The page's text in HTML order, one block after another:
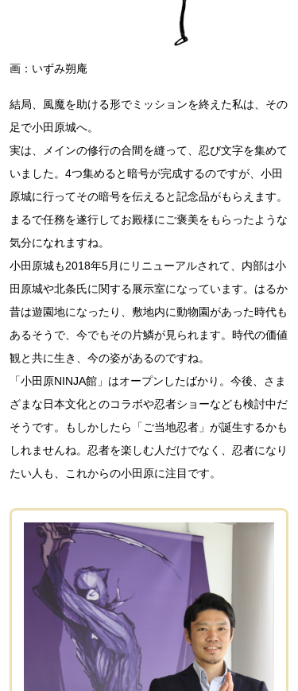
画：いずみ朔庵
結局、風魔を助ける形でミッションを終えた私は、その
足で小田原城へ。
実は、メインの修行の合間を縫って、忍び文字を集めて
いました。4つ集めると暗号が完成するのですが、小田
原城に行ってその暗号を伝えると記念品がもらえます。
まるで任務を遂行してお殿様にご褒美をもらったような
気分になれますね。
小田原城も2018年5月にリニューアルされて、内部は小
田原城や北条氏に関する展示室になっています。はるか
昔は遊園地になったり、敷地内に動物園があった時代も
あるそうで、今でもその片鱗が見られます。時代の価値
観と共に生き、今の姿があるのですね。
「小田原NINJA館」はオープンしたばかり。今後、さま
ざまな日本文化とのコラボや忍者ショーなども検討中だ
そうです。もしかしたら「ご当地忍者」が誕生するかも
しれませんね。忍者を楽しむ人だけでなく、忍者になり
たい人も、これからの小田原に注目です。